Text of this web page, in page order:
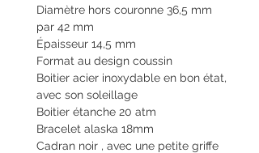
Diamètre hors couronne 36,5 mm
par 42 mm
Épaisseur 14,5 mm
Format au design coussin
Boitier acier inoxydable en bon état,
avec son soleillage
Boitier étanche 20 atm
Bracelet alaska 18mm
Cadran noir , avec une petite griffe